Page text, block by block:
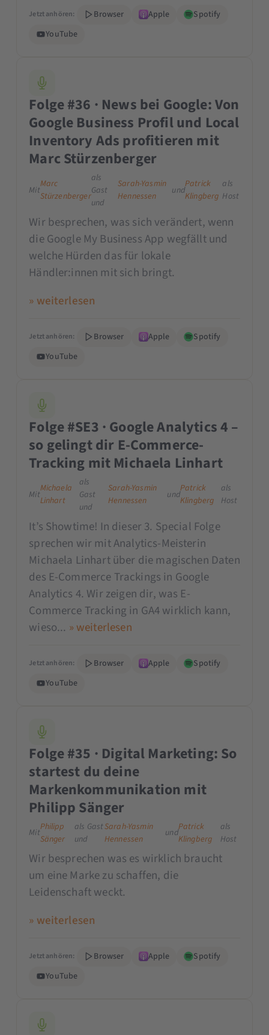
Jetzt anhören: Browser Apple
Spotify
YouTube
Folge #36 · News bei Google: Von
Google Business Profil und Local
Inventory Ads profitieren mit
Marc Stürzenberger
Mit
Marc
Stürzenberger
als
Gast
und
Sarah-Yasmin
Hennessen
und
Patrick
Klingberg
als
Host
Wir besprechen, was sich verändert, wenn
die Google My Business App wegfällt und
welche Hürden das für lokale
Händler:innen mit sich bringt.
» weiterlesen
Jetzt anhören: Browser Apple
Spotify
YouTube
Folge #SE3 · Google Analytics 4 –
so gelingt dir E-Commerce-
Tracking mit Michaela Linhart
Mit
Michaela
Linhart
als
Gast
und
Sarah-Yasmin
Hennessen
und
Patrick
Klingberg
als
Host
It’s Showtime! In dieser 3. Special Folge
sprechen wir mit Analytics-Meisterin
Michaela Linhart über die magischen Daten
des E-Commerce Trackings in Google
Analytics 4. Wir zeigen dir, was E-
Commerce Tracking in GA4 wirklich kann,
wieso... » weiterlesen
Jetzt anhören: Browser Apple
Spotify
YouTube
Folge #35 · Digital Marketing: So
startest du deine
Markenkommunikation mit
Philipp Sänger
Mit
Philipp
Sänger
als Gast
und
Sarah-Yasmin
Hennessen
und
Patrick
Klingberg
als
Host
Wir besprechen was es wirklich braucht
um eine Marke zu schaffen, die
Leidenschaft weckt.
» weiterlesen
Jetzt anhören: Browser Apple
Spotify
YouTube